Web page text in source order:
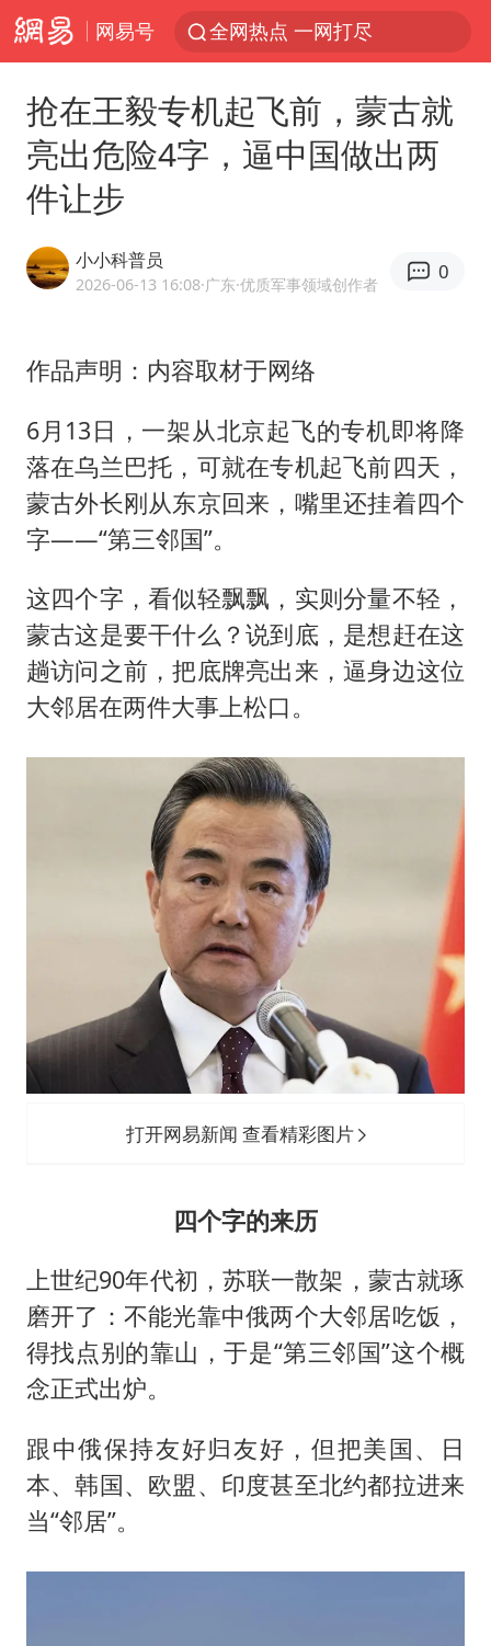
网易号 全网热点 一网打尽
抢在王毅专机起飞前，蒙古就
亮出危险4字，逼中国做出两
件让步
小小科普员
2026-06-13 16:08·广东·优质军事领域创作者
0
作品声明：内容取材于网络
6月13日，一架从北京起飞的专机即将降
落在乌兰巴托，可就在专机起飞前四天，
蒙古外长刚从东京回来，嘴里还挂着四个
字——“第三邻国”。
这四个字，看似轻飘飘，实则分量不轻，
蒙古这是要干什么？说到底，是想赶在这
趟访问之前，把底牌亮出来，逼身边这位
大邻居在两件大事上松口。
打开网易新闻 查看精彩图片
四个字的来历
上世纪90年代初，苏联一散架，蒙古就琢
磨开了：不能光靠中俄两个大邻居吃饭，
得找点别的靠山，于是“第三邻国”这个概
念正式出炉。
跟中俄保持友好归友好，但把美国、日
本、韩国、欧盟、印度甚至北约都拉进来
当“邻居”。